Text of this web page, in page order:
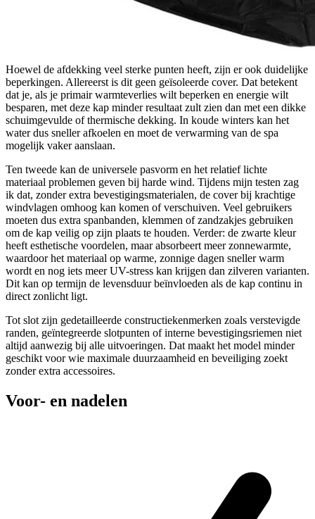
Hoewel de afdekking veel sterke punten heeft, zijn er ook duidelijke
beperkingen. Allereerst is dit geen geïsoleerde cover. Dat betekent
dat je, als je primair warmteverlies wilt beperken en energie wilt
besparen, met deze kap minder resultaat zult zien dan met een dikke
schuimgevulde of thermische dekking. In koude winters kan het
water dus sneller afkoelen en moet de verwarming van de spa
mogelijk vaker aanslaan.
Ten tweede kan de universele pasvorm en het relatief lichte
materiaal problemen geven bij harde wind. Tijdens mijn testen zag
ik dat, zonder extra bevestigingsmaterialen, de cover bij krachtige
windvlagen omhoog kan komen of verschuiven. Veel gebruikers
moeten dus extra spanbanden, klemmen of zandzakjes gebruiken
om de kap veilig op zijn plaats te houden. Verder: de zwarte kleur
heeft esthetische voordelen, maar absorbeert meer zonnewarmte,
waardoor het materiaal op warme, zonnige dagen sneller warm
wordt en nog iets meer UV-stress kan krijgen dan zilveren varianten.
Dit kan op termijn de levensduur beïnvloeden als de kap continu in
direct zonlicht ligt.
Tot slot zijn gedetailleerde constructiekenmerken zoals verstevigde
randen, geïntegreerde slotpunten of interne bevestigingsriemen niet
altijd aanwezig bij alle uitvoeringen. Dat maakt het model minder
geschikt voor wie maximale duurzaamheid en beveiliging zoekt
zonder extra accessoires.
Voor- en nadelen